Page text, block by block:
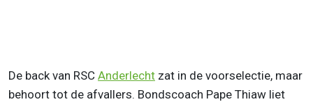
De back van RSC Anderlecht zat in de voorselectie, maar
behoort tot de afvallers. Bondscoach Pape Thiaw liet